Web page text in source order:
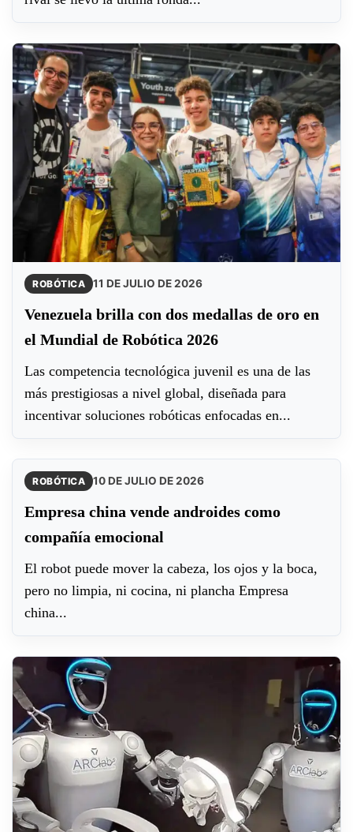
ROBÓTICA 11 DE JULIO DE 2026
Venezuela brilla con dos medallas de oro en
el Mundial de Robótica 2026
Las competencia tecnológica juvenil es una de las
más prestigiosas a nivel global, diseñada para
incentivar soluciones robóticas enfocadas en...
ROBÓTICA 10 DE JULIO DE 2026
Empresa china vende androides como
compañía emocional
El robot puede mover la cabeza, los ojos y la boca,
pero no limpia, ni cocina, ni plancha Empresa
china...